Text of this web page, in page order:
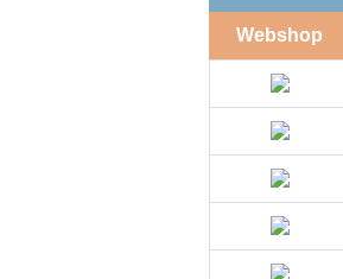
Webshop